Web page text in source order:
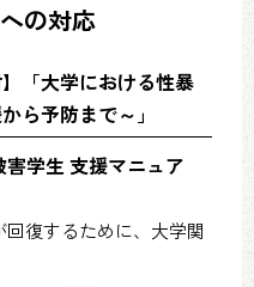
の対応
「大学における性暴
ら予防まで～」
害学生 支援マニュア
復するために、大学関